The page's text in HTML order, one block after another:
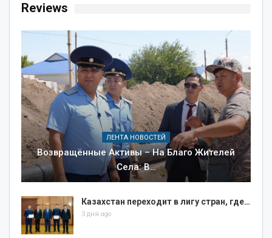
Reviews
ЛЕНТА НОВОСТЕЙ
Возвращённые Активы – На Благо Жителей
Села: В…
Казахстан переходит в лигу стран, где…
3 дня ago